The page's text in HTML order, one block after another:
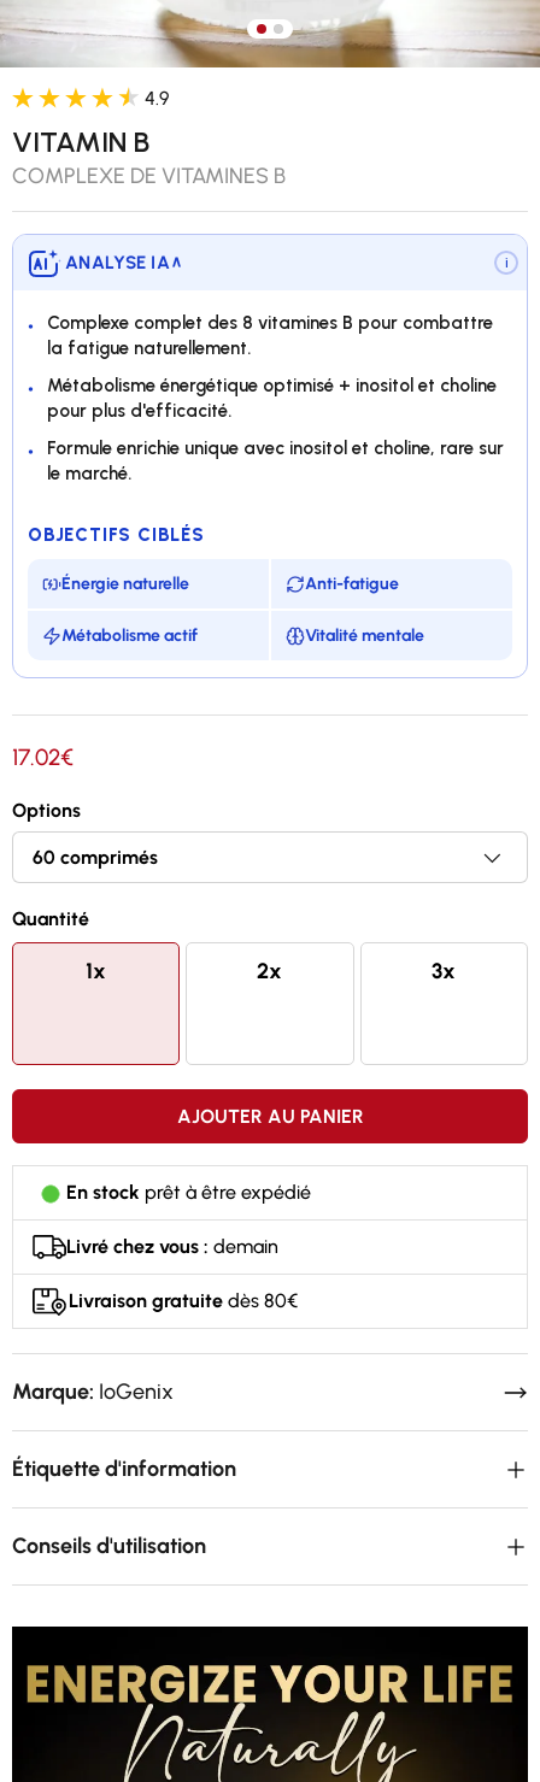
Charger l’image 1 dans la
Charger l’image 2 dans la
4.9
VITAMIN B
COMPLEXE DE VITAMINES B
ANALYSE IA ∨ i
Complexe complet des 8 vitamines B pour combattre
la fatigue naturellement.
Métabolisme énergétique optimisé + inositol et choline
pour plus d'efficacité.
Formule enrichie unique avec inositol et choline, rare sur
le marché.
OBJECTIFS CIBLÉS
Énergie naturelle Anti-fatigue
Métabolisme actif Vitalité mentale
Formulé avec 8 vitamines du groupe B
Contribue à un métabolisme énergétique normal
Contribue à réduire la fatigue
Enrichie en Inositol et Choline
17.02€
Options
Quantité
1x 2x 3x
AJOUTER AU PANIER
En stock prêt à être expédié
Livré chez vous : demain
Livraison gratuite dès 80€
Marque: IoGenix
Étiquette d'information
Conseils d'utilisation